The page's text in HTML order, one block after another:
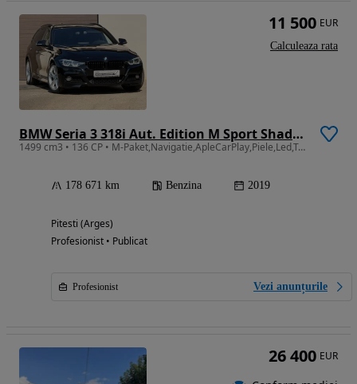
BMW Seria 3 318i Aut. Edition M Sport Shadow
1499 cm3 • 136 CP • M-Paket,Navigatie,ApleCarPlay,Piele,Led,TouchPad,Hifi
178 671 km Benzina 2019
Pitesti (Arges)
Profesionist • Publicat
Profesionist Vezi anunțurile
11 500 EUR
Calculeaza rata
26 400 EUR